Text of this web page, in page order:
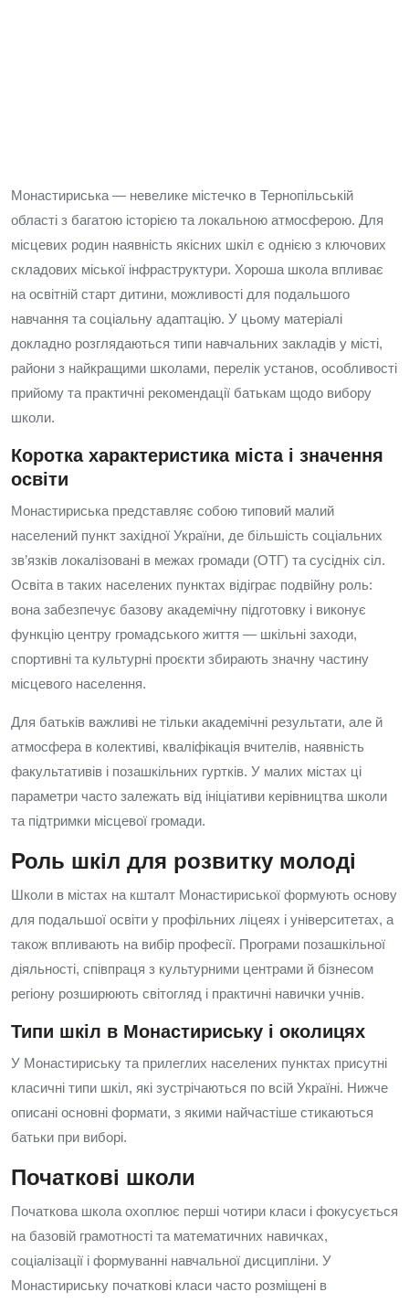
Монастириська — невелике містечко в Тернопільській
області з багатою історією та локальною атмосферою. Для
місцевих родин наявність якісних шкіл є однією з ключових
складових міської інфраструктури. Хороша школа впливає
на освітній старт дитини, можливості для подальшого
навчання та соціальну адаптацію. У цьому матеріалі
докладно розглядаються типи навчальних закладів у місті,
райони з найкращими школами, перелік установ, особливості
прийому та практичні рекомендації батькам щодо вибору
школи.
Коротка характеристика міста і значення
освіти
Монастириська представляє собою типовий малий
населений пункт західної України, де більшість соціальних
зв’язків локалізовані в межах громади (ОТГ) та сусідніх сіл.
Освіта в таких населених пунктах відіграє подвійну роль:
вона забезпечує базову академічну підготовку і виконує
функцію центру громадського життя — шкільні заходи,
спортивні та культурні проєкти збирають значну частину
місцевого населення.
Для батьків важливі не тільки академічні результати, але й
атмосфера в колективі, кваліфікація вчителів, наявність
факультативів і позашкільних гуртків. У малих містах ці
параметри часто залежать від ініціативи керівництва школи
та підтримки місцевої громади.
Роль шкіл для розвитку молоді
Школи в містах на кшталт Монастириської формують основу
для подальшої освіти у профільних ліцеях і університетах, а
також впливають на вибір професії. Програми позашкільної
діяльності, співпраця з культурними центрами й бізнесом
регіону розширюють світогляд і практичні навички учнів.
Типи шкіл в Монастириську і околицях
У Монастириську та прилеглих населених пунктах присутні
класичні типи шкіл, які зустрічаються по всій Україні. Нижче
описані основні формати, з якими найчастіше стикаються
батьки при виборі.
Початкові школи
Початкова школа охоплює перші чотири класи і фокусується
на базовій грамотності та математичних навичках,
соціалізації і формуванні навчальної дисципліни. У
Монастириську початкові класи часто розміщені в